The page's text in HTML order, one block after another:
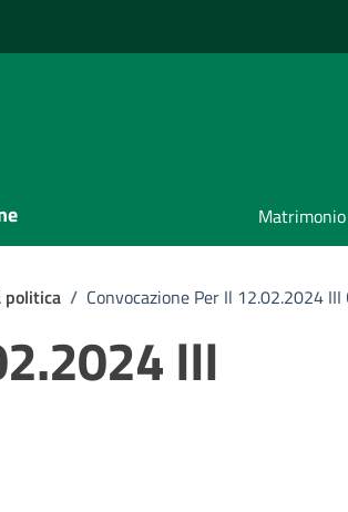
Matrimonio
politica / Convocazione Per Il 12.02.2024 III
III